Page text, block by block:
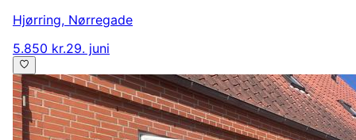
Hjørring, Nørregade
5.850 kr.29. juni